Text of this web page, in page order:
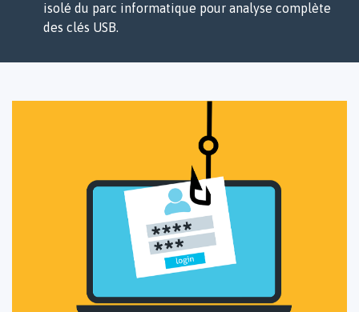
isolé du parc informatique pour analyse complète
des clés USB.